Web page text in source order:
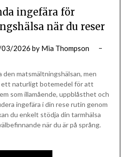
ingefära för
när du reser
2026 by Mia Thompson
matsmältningshälsan, men
ett naturligt botemedel för att
som illamående, uppblåsthet och
ingefära i din rese rutin genom
du enkelt stödja din tarmhälsa
när du är på språng.